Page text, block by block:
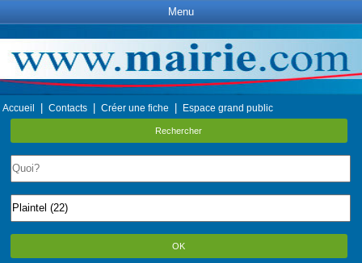
Menu
Accueil Contacts Créer une fiche Espace grand public
Rechercher
OK